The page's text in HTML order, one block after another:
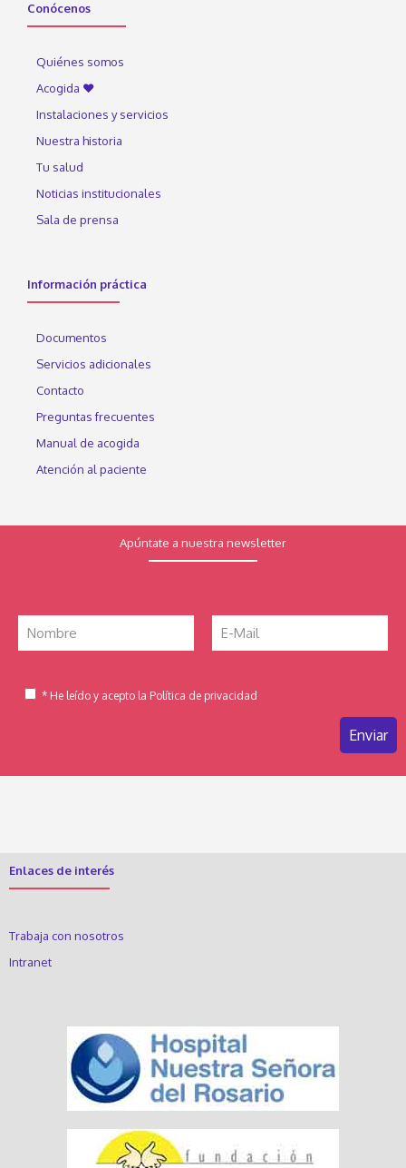
Conócenos
Quiénes somos
Acogida ♥
Instalaciones y servicios
Nuestra historia
Tu salud
Noticias institucionales
Sala de prensa
Información práctica
Documentos
Servicios adicionales
Contacto
Preguntas frecuentes
Manual de acogida
Atención al paciente
Apúntate a nuestra newsletter
* He leído y acepto la Política de privacidad
Enlaces de interés
Trabaja con nosotros
Intranet